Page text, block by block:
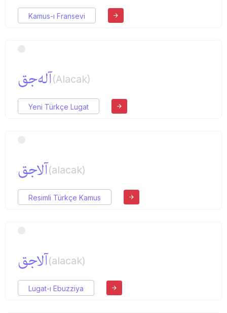
Kamus-ı Fransevi
آله‌جق(Alacak)
Yeni Türkçe Lugat
آلاجق(alacak)
Resimli Türkçe Kamus
آلاجق(alacak)
Lugat-ı Ebuzziya